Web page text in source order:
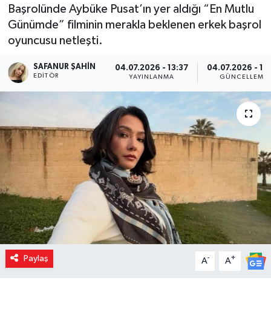
Başrolünde Aybüke Pusat’ın yer aldığı “En Mutlu
Günümde” filminin merakla beklenen erkek başrol
oyuncusu netleşti.
SAFANUR ŞAHIN
EDITÖR
04.07.2026 - 13:37
YAYINLANMA
04.07.2026 -
GÜNCELLEME
Paylaş A- A+
Son Dakika Haberleri